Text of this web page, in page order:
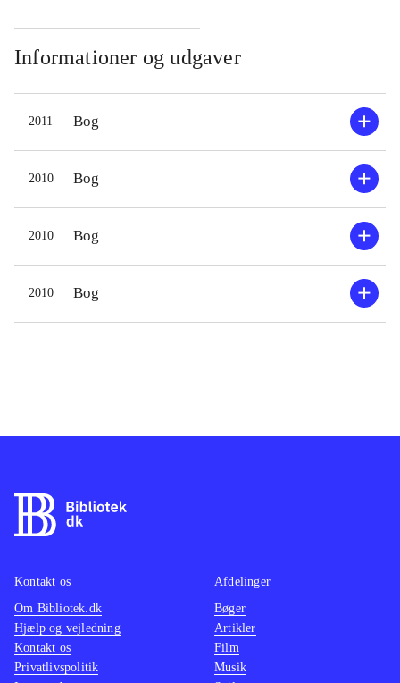
Informationer og udgaver
2011 Bog
2010 Bog
2010 Bog
2010 Bog
Kontakt os
Om Bibliotek.dk
Hjælp og vejledning
Kontakt os
Privatlivspolitik
Afdelinger
Bøger
Artikler
Film
Musik